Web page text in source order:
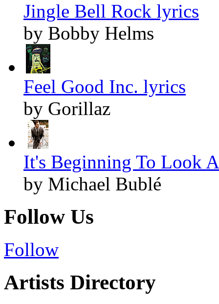
Jingle Bell Rock lyrics
by Bobby Helms
Feel Good Inc. lyrics
by Gorillaz
It's Beginning To Look
by Michael Bublé
Follow Us
Follow
Artists Directory